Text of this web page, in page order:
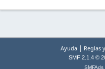
Ayuda | Reglas
SMF 2.1.4 ©
SMFAds